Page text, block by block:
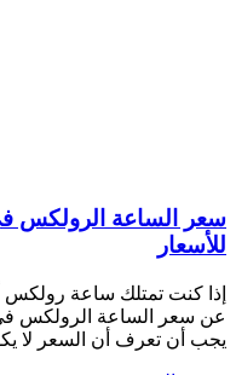
للأسعار
إذا كنت تمتلك ساعة رولكس
عن سعر الساعة الرولكس
يجب أن تعرف أن السعر لا